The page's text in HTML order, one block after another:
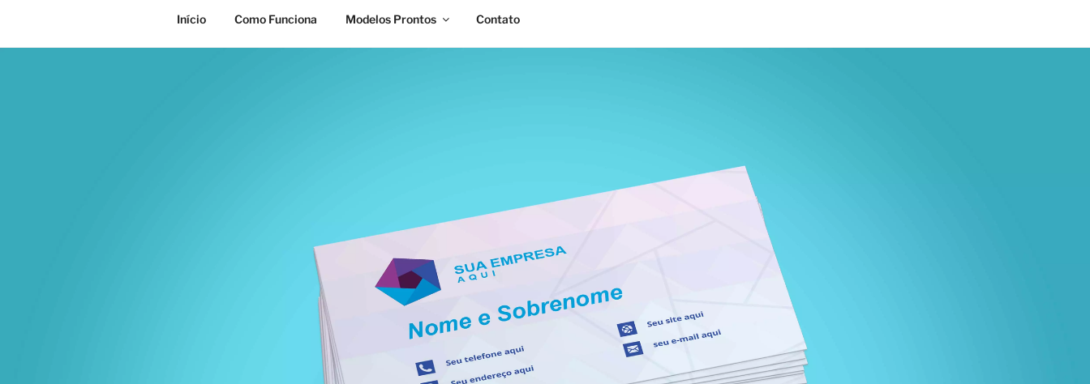
Início Como Funciona Modelos Prontos Contato